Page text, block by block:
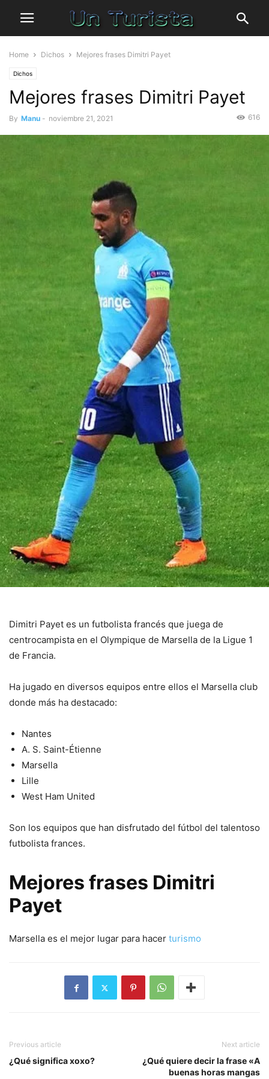
Home Dichos Mejores frases Dimitri Payet
Dichos
Mejores frases Dimitri Payet
By Manu - noviembre 21, 2021 616
Dimitri Payet es un futbolista francés que juega de
centrocampista en el Olympique de Marsella de la Ligue 1
de Francia.
Ha jugado en diversos equipos entre ellos el Marsella club
donde más ha destacado:
Nantes
A. S. Saint-Étienne
Marsella
Lille
West Ham United
Son los equipos que han disfrutado del fútbol del talentoso
futbolista frances.
Mejores frases Dimitri
Payet
Marsella es el mejor lugar para hacer turismo
Previous article
¿Qué significa xoxo?
Next article
¿Qué quiere decir la frase «A
buenas horas mangas